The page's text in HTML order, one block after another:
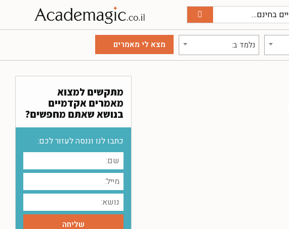
נלמד ב:
מתקשים למצוא
מאמרים אקדמיים
בנושא שאתם מחפשים?
כתבו לנו וננסה לעזור לכם: